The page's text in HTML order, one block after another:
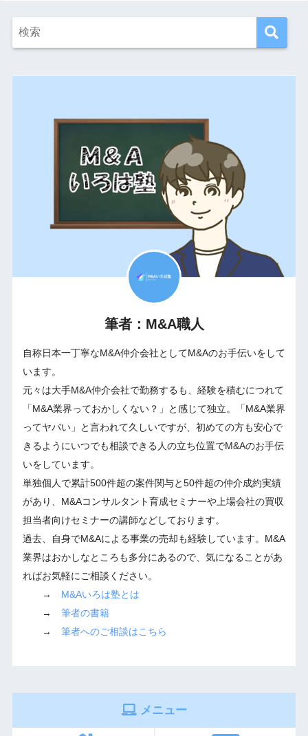
筆者：M&A職人
自称日本一丁寧なM&A仲介会社としてM&Aのお手伝いをして
います。
元々は大手M&A仲介会社で勤務するも、経験を積むにつれて
「M&A業界っておかしくない？」と感じて独立。「M&A業界
ってヤバい」と言われて久しいですが、初めての方も安心で
きるようにいつでも相談できる人の立ち位置でM&Aのお手伝
いをしています。
単独個人で累計500件超の案件関与と50件超の仲介成約実績
があり、M&Aコンサルタント育成セミナーや上場会社の買収
担当者向けセミナーの講師などしております。
過去、自身でM&Aによる事業の売却も経験しています。M&A
業界はおかしなところも多分にあるので、気になることがあ
ればお気軽にご相談ください。
→ M&Aいろは塾とは
→ 筆者の書籍
→ 筆者へのご相談はこちら
メニュー